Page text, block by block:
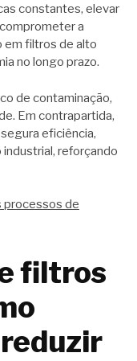
constantes, elevar
a
em filtros de alto
no longo prazo.
de contaminação,
Em contrapartida,
eficiência,
reforçando
processos de
filtros